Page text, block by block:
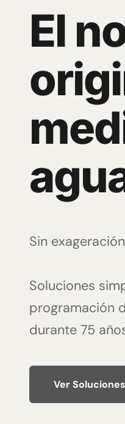
El
Sin
Soluciones
programación
durante 75
Ver Soluciones